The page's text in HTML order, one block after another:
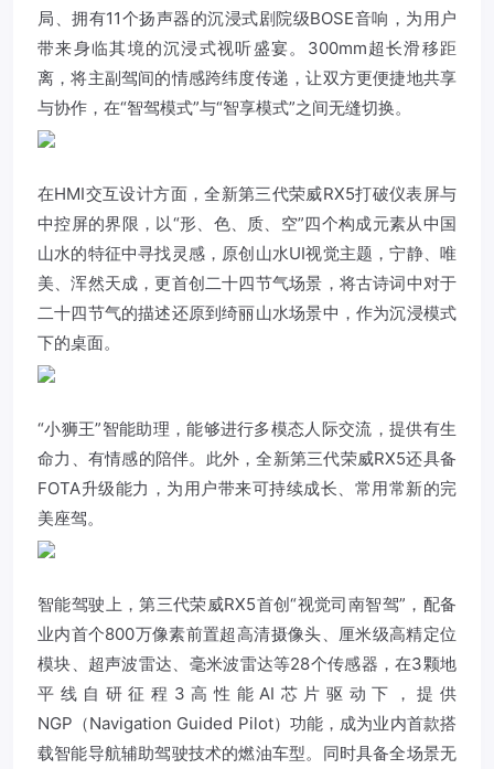
局、拥有11个扬声器的沉浸式剧院级BOSE音响，为用户
带来身临其境的沉浸式视听盛宴。300mm超长滑移距
离，将主副驾间的情感跨纬度传递，让双方更便捷地共享
与协作，在“智驾模式”与“智享模式”之间无缝切换。
在HMI交互设计方面，全新第三代荣威RX5打破仪表屏与
中控屏的界限，以“形、色、质、空”四个构成元素从中国
山水的特征中寻找灵感，原创山水UI视觉主题，宁静、唯
美、浑然天成，更首创二十四节气场景，将古诗词中对于
二十四节气的描述还原到绮丽山水场景中，作为沉浸模式
下的桌面。
“小狮王”智能助理，能够进行多模态人际交流，提供有生
命力、有情感的陪伴。此外，全新第三代荣威RX5还具备
FOTA升级能力，为用户带来可持续成长、常用常新的完
美座驾。
智能驾驶上，第三代荣威RX5首创“视觉司南智驾”，配备
业内首个800万像素前置超高清摄像头、厘米级高精定位
模块、超声波雷达、毫米波雷达等28个传感器，在3颗地
平线自研征程3高性能AI芯片驱动下，提供
NGP（Navigation Guided Pilot）功能，成为业内首款搭
载智能导航辅助驾驶技术的燃油车型。同时具备全场景无